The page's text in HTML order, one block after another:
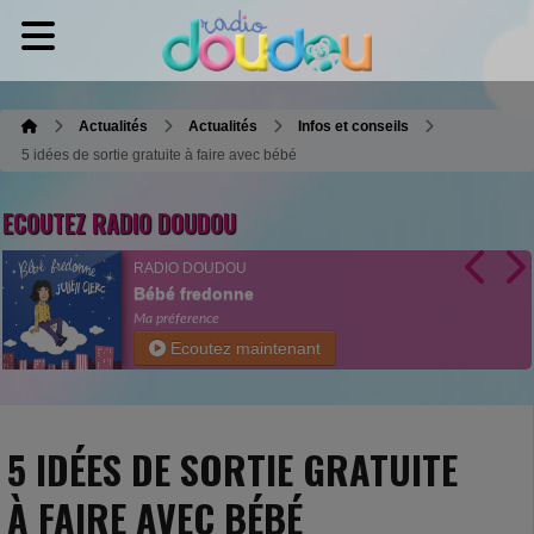
Actualités Actualités
Infos et conseils
5 idées de sortie gratuite à faire avec bébé
ECOUTEZ RADIO DOUDOU
RADIO DOUDOU
Bébé fredonne
Ma préference
Ecoutez maintenant
5 IDÉES DE SORTIE GRATUITE
À FAIRE AVEC BÉBÉ